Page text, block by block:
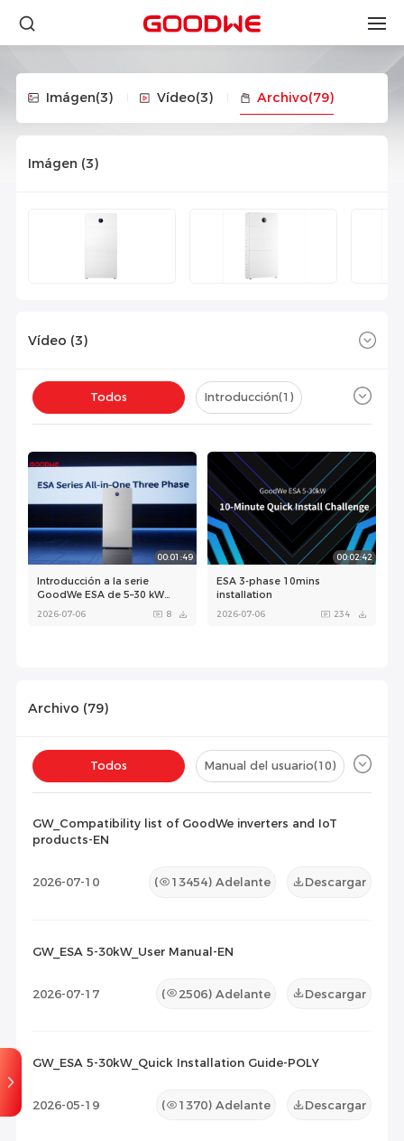
Imágen(3) Vídeo(3) Archivo(79)
Imágen (3)
Vídeo (3)
Todos Introducción(1 )
00:01:49
Introducción a la serie
GoodWe ESA de 5–30 kW
trifásica
2026-07-06 8
00:02:42
ESA 3-phase 10mins
installation
2026-07-06 234
00:08:34
GoodWe ESA 5-30kW
unboxing and installation
Archivo (79)
Todos Manual del usuario(10)
Lista de Compatibilidad
Documento de Mantenimiento(0) Otros(0)
GW_Compatibility list of GoodWe inverters and IoT
products-EN
2026-07-10 ( 13454) Adelante Descargar
GW_ESA 5-30kW_User Manual-EN
2026-07-17 ( 2506) Adelante Descargar
GW_ESA 5-30kW_Quick Installation Guide-POLY
2026-05-19 ( 1370) Adelante Descargar